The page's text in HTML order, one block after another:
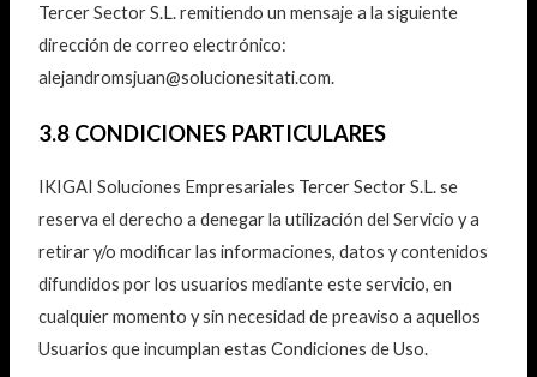
Tercer Sector S.L. remitiendo un mensaje a la siguiente
dirección de correo electrónico:
alejandromsjuan@solucionesitati.com.
3.8 CONDICIONES PARTICULARES
IKIGAI Soluciones Empresariales Tercer Sector S.L. se
reserva el derecho a denegar la utilización del Servicio y a
retirar y/o modificar las informaciones, datos y contenidos
difundidos por los usuarios mediante este servicio, en
cualquier momento y sin necesidad de preaviso a aquellos
Usuarios que incumplan estas Condiciones de Uso.